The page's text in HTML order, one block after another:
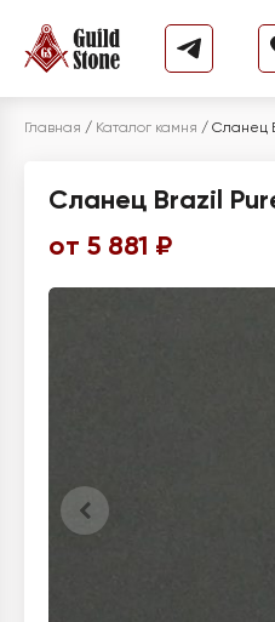
Главная / Каталог камня / Сланец
Сланец Brazil
от 5 881 ₽